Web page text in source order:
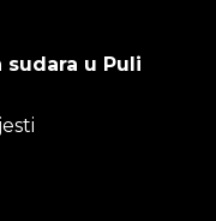
u Puli